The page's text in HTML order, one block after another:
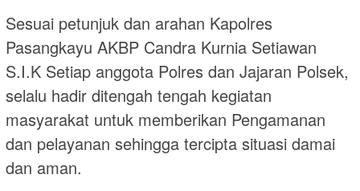
Sesuai petunjuk dan arahan Kapolres
Pasangkayu AKBP Candra Kurnia Setiawan
S.I.K Setiap anggota Polres dan Jajaran Polsek,
selalu hadir ditengah tengah kegiatan
masyarakat untuk memberikan Pengamanan
dan pelayanan sehingga tercipta situasi damai
dan aman.